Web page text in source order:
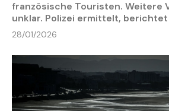
französische Touristen. Weitere
unklar. Polizei ermittelt,
28/01/2026